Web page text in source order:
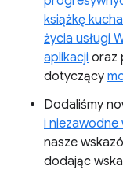
książkę
życia usługi
aplikacji oraz
dotyczący
Dodaliśmy
i niezawodne
nasze
dodając